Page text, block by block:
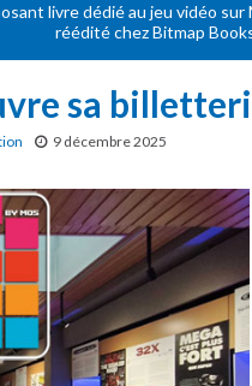
livre dédié au jeu vidéo sur
réédité chez Bitmap
sa
9 décembre 2025